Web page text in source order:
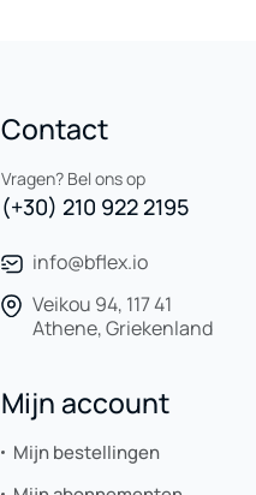
Contact
Vragen? Bel ons op
(+30) 210 922 2195
info@bflex.io
Veikou 94, 117 41
Athene, Griekenland
Mijn account
Mijn bestellingen